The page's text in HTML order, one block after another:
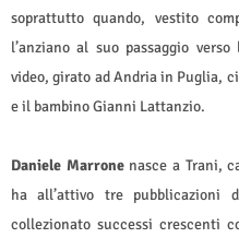
soprattutto quando, vestito
l’anziano al suo passaggio
video, girato ad Andria in Puglia,
e il bambino Gianni Lattanzio.
Daniele Marronenasce a Trani,
ha all’attivo tre
collezionato successi crescenti